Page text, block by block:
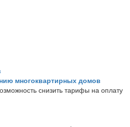
многоквартирных домов
снизить тарифы на оплату